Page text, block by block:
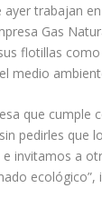
ayer trabajan
Gas
flotillas
medio
que cumple
pedirles que
invitamos a
ecológico”,